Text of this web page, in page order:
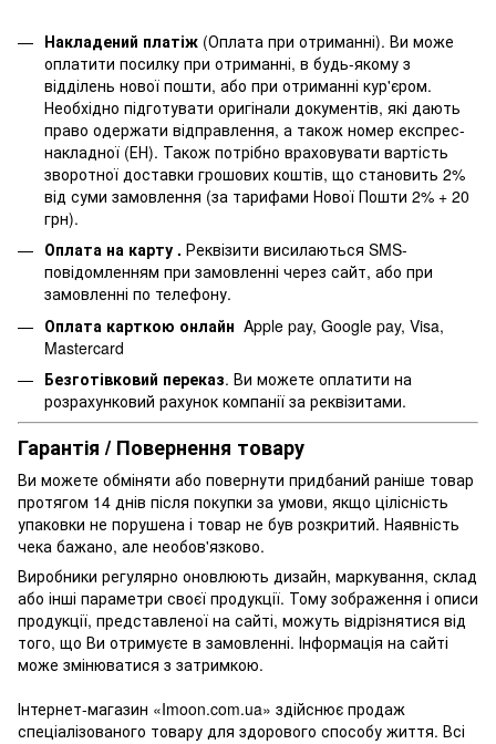
Накладений платіж (Оплата при отриманні). Ви може
оплатити посилку при отриманні, в будь-якому з
відділень нової пошти, або при отриманні кур'єром.
Необхідно підготувати оригінали документів, які дають
право одержати відправлення, а також номер експрес-
накладної (ЕН). Також потрібно враховувати вартість
зворотної доставки грошових коштів, що становить 2%
від суми замовлення (за тарифами Нової Пошти 2% + 20
грн).
Оплата на карту . Реквізити висилаються SMS-
повідомленням при замовленні через сайт, або при
замовленні по телефону.
Оплата карткою онлайн Apple pay, Google pay, Visa,
Mastercard
Безготівковий переказ. Ви можете оплатити на
розрахунковий рахунок компанії за реквізитами.
Гарантія / Повернення товару
Ви можете обміняти або повернути придбаний раніше товар
протягом 14 днів після покупки за умови, якщо цілісність
упаковки не порушена і товар не був розкритий. Наявність
чека бажано, але необов'язково.
Виробники регулярно оновлюють дизайн, маркування, склад
або інші параметри своєї продукції. Тому зображення і описи
продукції, представленої на сайті, можуть відрізнятися від
того, що Ви отримуєте в замовленні. Інформація на сайті
може змінюватися з затримкою.
Інтернет-магазин «Imoon.com.ua» здійснює продаж
спеціалізованого товару для здорового способу життя. Всі